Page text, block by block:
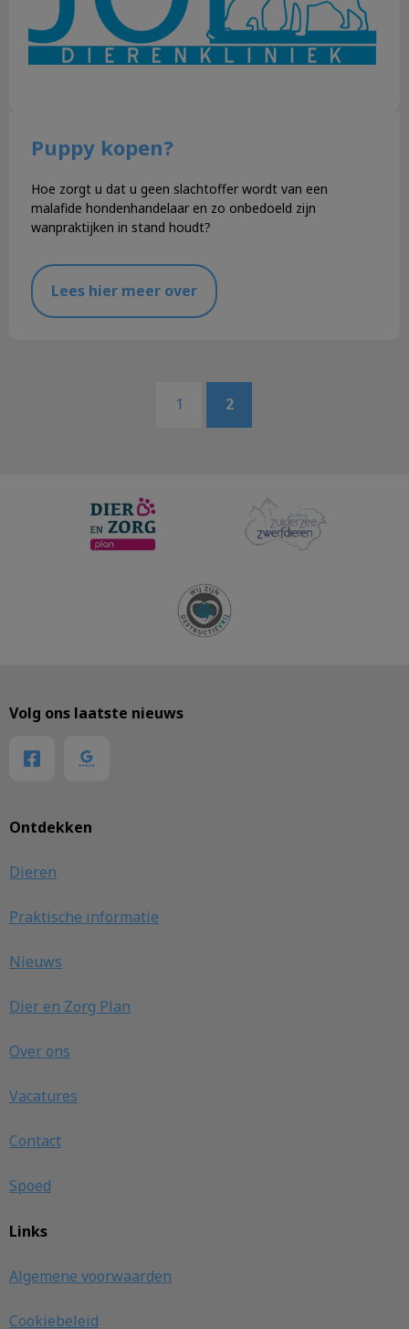
Puppy kopen?
Hoe zorgt u dat u geen slachtoffer wordt van een
malafide hondenhandelaar en zo onbedoeld zijn
wanpraktijken in stand houdt?
Lees hier meer over
1 2
Ontdekken
Dieren
Praktische informatie
Nieuws
Dier en Zorg Plan
Over ons
Vacatures
Contact
Spoed
Links
Algemene voorwaarden
Cookiebeleid
Volg ons laatste nieuws